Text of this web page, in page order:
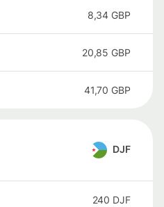
8,34 GBP
20,85 GBP
41,70 GBP
DJF
240 DJF